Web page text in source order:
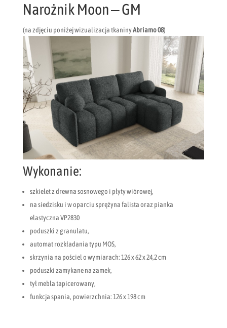
Narożnik Moon – GM
(na zdjęciu poniżej wizualizacja tkaninyAbriamo 08)
Wykonanie:
szkielet z drewna sosnowego i płyty wiórowej,
na siedzisku i w oparciu sprężyna falista oraz pianka
elastyczna VP2830
poduszki z granulatu,
automat rozkładania typu MOS,
skrzynia na pościel o wymiarach: 126 x 62 x 24,2 cm
poduszki zamykane na zamek,
tył mebla tapicerowany,
funkcja spania, powierzchnia: 126 x 198 cm